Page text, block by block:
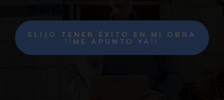
ELIJO TENER ÉXITO EN MI OBRA
!!ME APUNTO YA!!